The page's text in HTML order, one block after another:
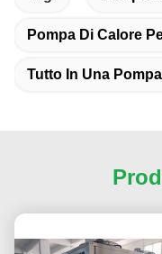
Pompa Di Calore
Tutto In Una